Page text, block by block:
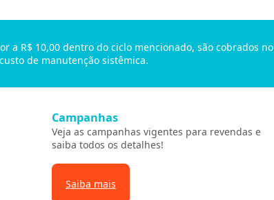
a R$ 10,00 dentro do ciclo mencionado, são cobrados no
de manutenção sistêmica.
Campanhas
Veja as campanhas vigentes para revendas e
saiba todos os detalhes!
Saiba mais